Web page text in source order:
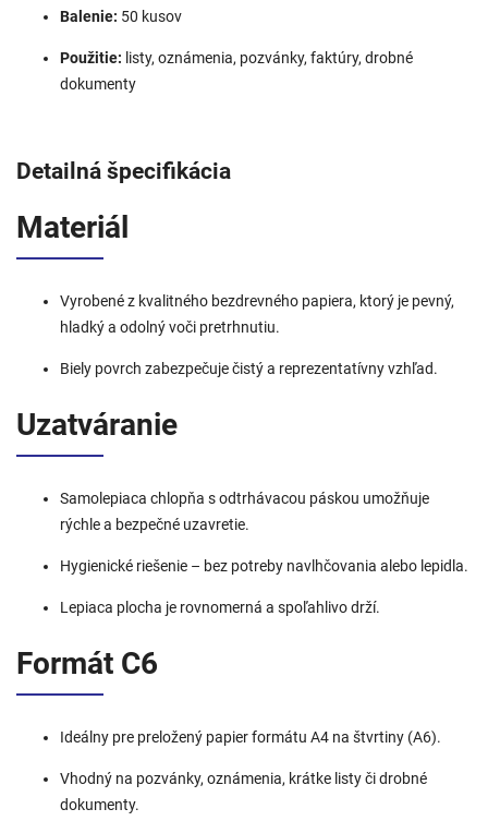
Balenie: 50 kusov
Použitie: listy, oznámenia, pozvánky, faktúry, drobné
dokumenty
Detailná špecifikácia
Materiál
Vyrobené z kvalitného bezdrevného papiera, ktorý je pevný,
hladký a odolný voči pretrhnutiu.
Biely povrch zabezpečuje čistý a reprezentatívny vzhľad.
Uzatváranie
Samolepiaca chlopňa s odtrhávacou páskou umožňuje
rýchle a bezpečné uzavretie.
Hygienické riešenie – bez potreby navlhčovania alebo lepidla.
Lepiaca plocha je rovnomerná a spoľahlivo drží.
Formát C6
Ideálny pre preložený papier formátu A4 na štvrtiny (A6).
Vhodný na pozvánky, oznámenia, krátke listy či drobné
dokumenty.